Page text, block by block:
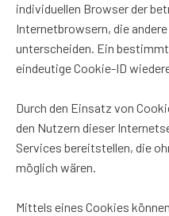
individuellen Browser der
Internetbrowsern, die
unterscheiden. Ein
eindeutige Cookie-ID
Durch den Einsatz von
den Nutzern dieser
Services bereitstellen, die
möglich wären.
Mittels eines Cookies